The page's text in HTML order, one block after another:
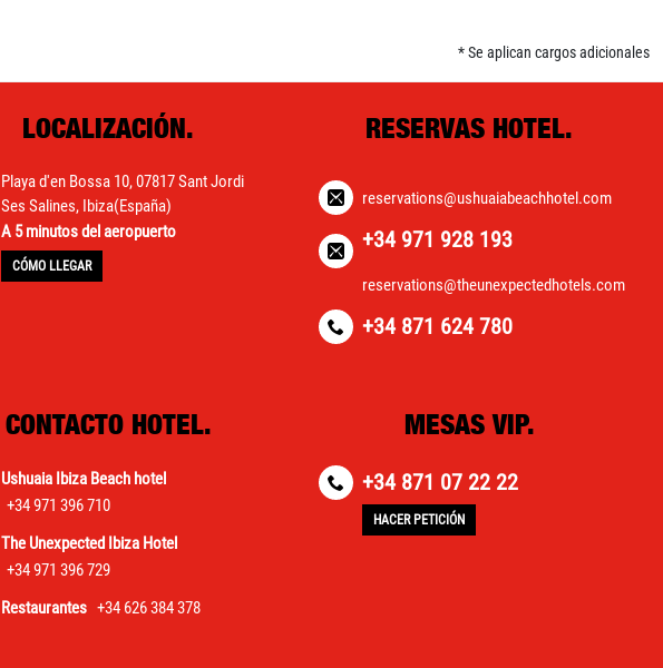
* Se aplican cargos adicionales
LOCALIZACIÓN.
Playa d'en Bossa 10, 07817 Sant Jordi
Ses Salines, Ibiza(España)
A 5 minutos del aeropuerto
CÓMO LLEGAR
RESERVAS HOTEL.
reservations@ushuaiabeachhotel.com
+34 971 928 193
reservations@theunexpectedhotels.com
+34 871 624 780
CONTACTO HOTEL.
Ushuaia Ibiza Beach hotel
+34 971 396 710
The Unexpected Ibiza Hotel
+34 971 396 729
Restaurantes +34 626 384 378
MESAS VIP.
+34 871 07 22 22
HACER PETICIÓN